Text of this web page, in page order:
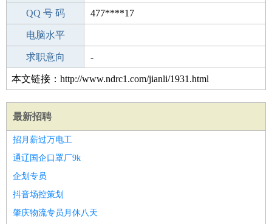
手机号码 150****1192
QQ 号 码 477****17
微信号码
电脑水平
外语水平
求职意向 -
本文链接：http://www.ndrc1.com/jianli/1931.html
最新招聘
招月薪过万电工
通辽国企口罩厂9k
企划专员
抖音场控策划
肇庆物流专员月休八天